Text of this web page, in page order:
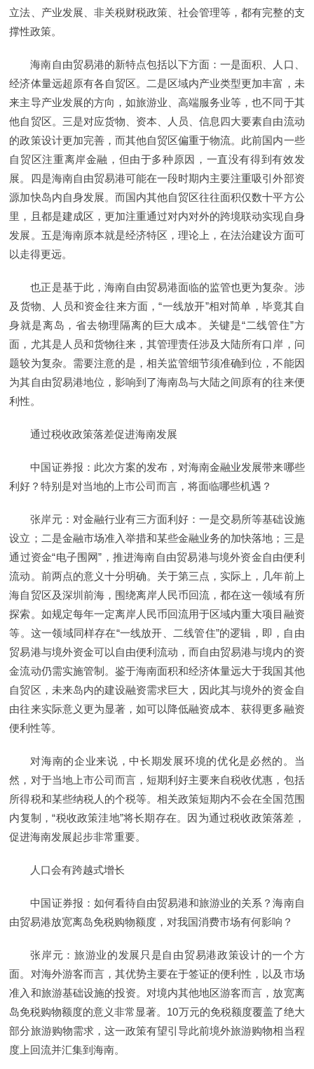
立法、产业发展、非关税财税政策、社会管理等，都有完整的支
撑性政策。
海南自由贸易港的新特点包括以下方面：一是面积、人口、
经济体量远超原有各自贸区。二是区域内产业类型更加丰富，未
来主导产业发展的方向，如旅游业、高端服务业等，也不同于其
他自贸区。三是对应货物、资本、人员、信息四大要素自由流动
的政策设计更加完善，而其他自贸区偏重于物流。此前国内一些
自贸区注重离岸金融，但由于多种原因，一直没有得到有效发
展。四是海南自由贸易港可能在一段时期内主要注重吸引外部资
源加快岛内自身发展。而国内其他自贸区往往面积仅数十平方公
里，且都是建成区，更加注重通过对内对外的跨境联动实现自身
发展。五是海南原本就是经济特区，理论上，在法治建设方面可
以走得更远。
也正是基于此，海南自由贸易港面临的监管也更为复杂。涉
及货物、人员和资金往来方面，“一线放开”相对简单，毕竟其自
身就是离岛，省去物理隔离的巨大成本。关键是“二线管住”方
面，尤其是人员和货物往来，其管理责任涉及大陆所有口岸，问
题较为复杂。需要注意的是，相关监管细节须准确到位，不能因
为其自由贸易港地位，影响到了海南岛与大陆之间原有的往来便
利性。
通过税收政策落差促进海南发展
中国证券报：此次方案的发布，对海南金融业发展带来哪些
利好？特别是对当地的上市公司而言，将面临哪些机遇？
张岸元：对金融行业有三方面利好：一是交易所等基础设施
设立；二是金融市场准入举措和某些金融业务的加快落地；三是
通过资金“电子围网”，推进海南自由贸易港与境外资金自由便利
流动。前两点的意义十分明确。关于第三点，实际上，几年前上
海自贸区及深圳前海，围绕离岸人民币回流，都在这一领域有所
探索。如规定每年一定离岸人民币回流用于区域内重大项目融资
等。这一领域同样存在“一线放开、二线管住”的逻辑，即，自由
贸易港与境外资金可以自由便利流动，而自由贸易港与境内的资
金流动仍需实施管制。鉴于海南面积和经济体量远大于我国其他
自贸区，未来岛内的建设融资需求巨大，因此其与境外的资金自
由往来实际意义更为显著，如可以降低融资成本、获得更多融资
便利性等。
对海南的企业来说，中长期发展环境的优化是必然的。当
然，对于当地上市公司而言，短期利好主要来自税收优惠，包括
所得税和某些纳税人的个税等。相关政策短期内不会在全国范围
内复制，“税收政策洼地”将长期存在。因为通过税收政策落差，
促进海南发展起步非常重要。
人口会有跨越式增长
中国证券报：如何看待自由贸易港和旅游业的关系？海南自
由贸易港放宽离岛免税购物额度，对我国消费市场有何影响？
张岸元：旅游业的发展只是自由贸易港政策设计的一个方
面。对海外游客而言，其优势主要在于签证的便利性，以及市场
准入和旅游基础设施的投资。对境内其他地区游客而言，放宽离
岛免税购物额度的意义非常显著。10万元的免税额度覆盖了绝大
部分旅游购物需求，这一政策有望引导此前境外旅游购物相当程
度上回流并汇集到海南。